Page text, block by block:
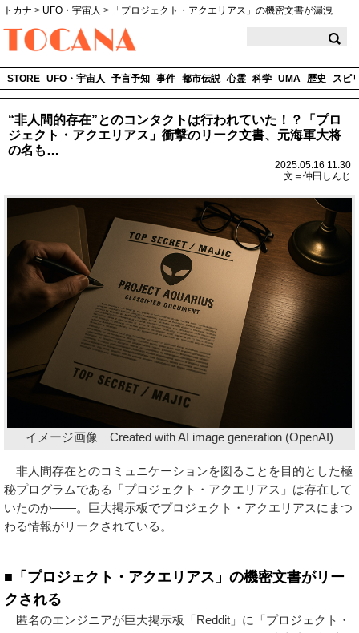
トカナ > UFO・宇宙人 >
「プロジェクト・アクエリアス」の機密文書が漏洩
STORE UFO・宇宙人 予言予知 事件 都市伝説 心霊 科学 UMA 歴史 スピ
“非人間的存在”とのコンタクトは行われていた！？「プロ
ジェクト・アクエリアス」衝撃のリーク文書、元海軍大将
の名も…
2025.05.16 11:30
文＝仲田しんじ
イメージ画像 Created with AI image generation (OpenAI)
非人間存在とのコミュニケーションを図ることを目的とした極
秘プログラムである「プロジェクト・アクエリアス」は存在して
いたのか――。巨大掲示板でプロジェクト・アクエリアスにまつ
わる情報がリークされている。
■「プロジェクト・アクエリアス」の機密文書がリー
クされる
匿名のエンジニアが巨大掲示板「Reddit」に「プロジェクト・